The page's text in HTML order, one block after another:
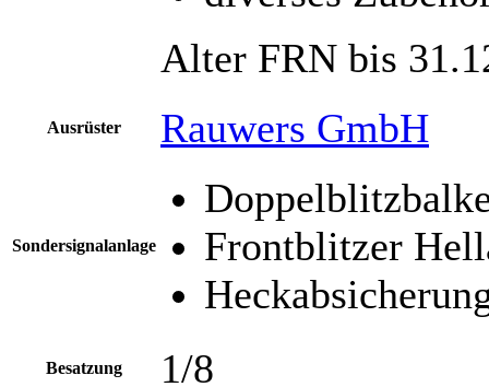
Alter FRN bis
Ausrüster Rauwers GmbH
Sondersignalanlage
Frontblitzer
Besatzung 1/8